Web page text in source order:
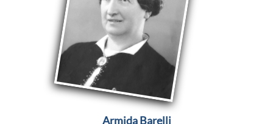
Armida Barelli